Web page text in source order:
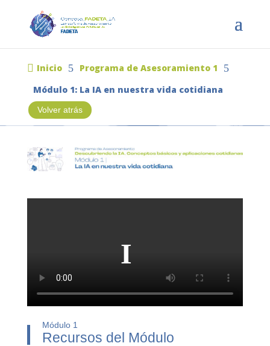
 Inicio 5 Programa de Asesoramiento 1 5
Módulo 1: La IA en nuestra vida cotidiana
Volver atrás
Módulo 1
Recursos del Módulo